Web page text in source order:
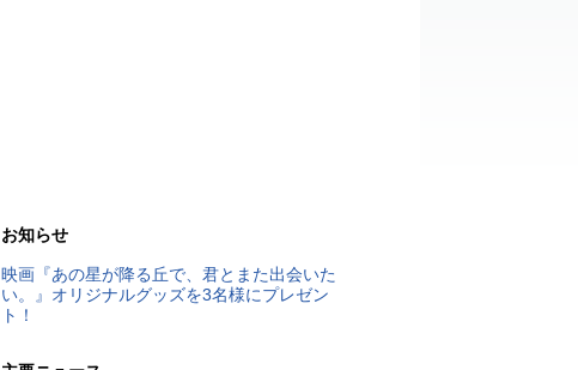
お知らせ
映画『あの星が降る丘で、君とまた出会いた
い。』オリジナルグッズを3名様にプレゼン
ト！